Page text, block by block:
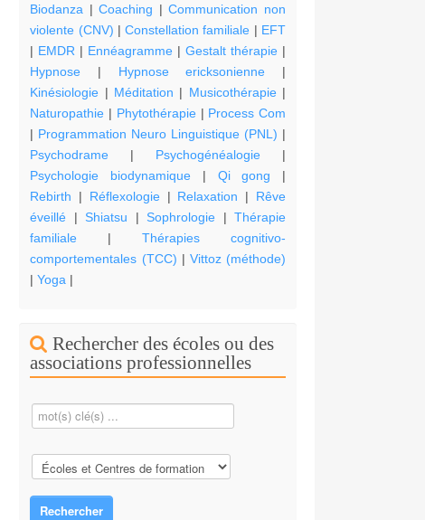
Biodanza |Coaching |Communication non
violente (CNV) |Constellation familiale | EFT
| EMDR | Ennéagramme |Gestalt thérapie |
Hypnose | Hypnose ericksonienne |
Kinésiologie | Méditation | Musicothérapie|
Naturopathie | Phytothérapie| Process Com
| Programmation Neuro Linguistique (PNL) |
Psychodrame | Psychogénéalogie |
Psychologie biodynamique | Qi gong |
Rebirth | Réflexologie| Relaxation | Rêve
éveillé |Shiatsu |Sophrologie | Thérapie
familiale |Thérapies cognitivo-
comportementales (TCC) | Vittoz (méthode)
|Yoga |
Rechercher des écoles ou des
associations professionnelles
Rechercher